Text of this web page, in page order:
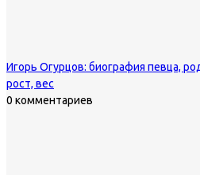
Игорь Огурцов: биография певца,
рост, вес
0 комментариев